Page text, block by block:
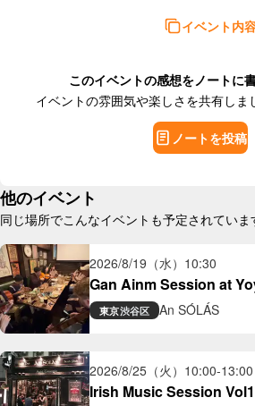
イベント内
このイベントの感想をノートに
イベントの雰囲気や楽しさを共有しま
ノートを投稿
他のイベント
同じ場所でこんなイベントも予定されていま
2026/8/19（水） 10:30
Gan Ainm Session at
東京渋谷区 An SÓLÁS
2026/8/25（火） 10:00-13:00
Irish Music Session